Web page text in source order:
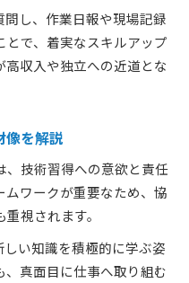
し、作業日報や現場記録
とで、着実なスキルアップ
収入や独立への近道とな
像を解説
、技術習得への意欲と責任
ワークが重要なため、協
視されます。
い知識を積極的に学ぶ姿
真面目に仕事へ取り組む